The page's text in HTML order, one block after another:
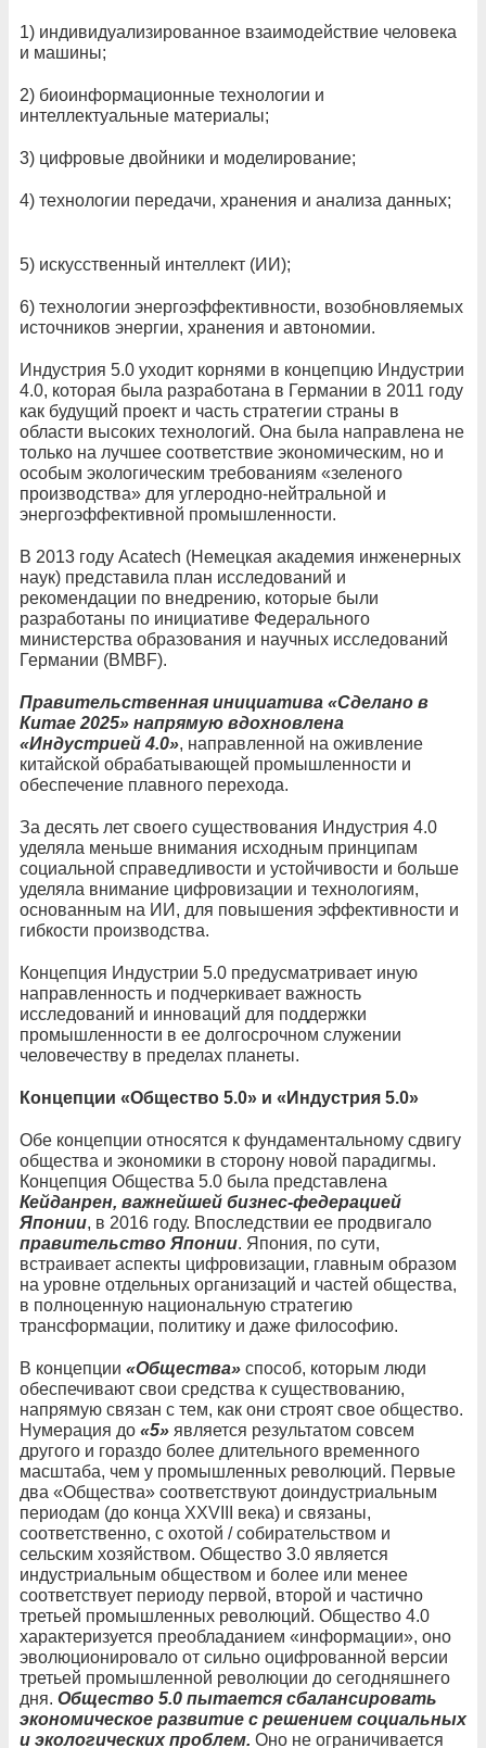
1) индивидуализированное взаимодействие человека
и машины;
2) биоинформационные технологии и
интеллектуальные материалы;
3) цифровые двойники и моделирование;
4) технологии передачи, хранения и анализа данных;
5) искусственный интеллект (ИИ);
6) технологии энергоэффективности, возобновляемых
источников энергии, хранения и автономии.
Индустрия 5.0 уходит корнями в концепцию Индустрии
4.0, которая была разработана в Германии в 2011 году
как будущий проект и часть стратегии страны в
области высоких технологий. Она была направлена не
только на лучшее соответствие экономическим, но и
особым экологическим требованиям «зеленого
производства» для углеродно-нейтральной и
энергоэффективной промышленности.
В 2013 году Acatech (Немецкая академия инженерных
наук) представила план исследований и
рекомендации по внедрению, которые были
разработаны по инициативе Федерального
министерства образования и научных исследований
Германии (BMBF).
Правительственная инициатива «Сделано в
Китае 2025» напрямую вдохновлена ​​
«Индустрией 4.0», направленной на оживление
китайской обрабатывающей промышленности и
обеспечение плавного перехода.
За десять лет своего существования Индустрия 4.0
уделяла меньше внимания исходным принципам
социальной справедливости и устойчивости и больше
уделяла внимание цифровизации и технологиям,
основанным на ИИ, для повышения эффективности и
гибкости производства.
Концепция Индустрии 5.0 предусматривает иную
направленность и подчеркивает важность
исследований и инноваций для поддержки
промышленности в ее долгосрочном служении
человечеству в пределах планеты.
Концепции «Общество 5.0» и «Индустрия 5.0»
Обе концепции относятся к фундаментальному сдвигу
общества и экономики в сторону новой парадигмы.
Концепция Общества 5.0 была представлена
Кейданрен, важнейшей бизнес-федерацией
Японии, в 2016 году. Впоследствии ее продвигало
правительство Японии. Япония, по сути,
встраивает аспекты цифровизации, главным образом
на уровне отдельных организаций и частей общества,
в полноценную национальную стратегию
трансформации, политику и даже философию.
В концепции «Общества» способ, которым люди
обеспечивают свои средства к существованию,
напрямую связан с тем, как они строят свое общество.
Нумерация до «5» является результатом совсем
другого и гораздо более длительного временного
масштаба, чем у промышленных революций. Первые
два «Общества» соответствуют доиндустриальным
периодам (до конца XXVIII века) и связаны,
соответственно, с охотой / собирательством и
сельским хозяйством. Общество 3.0 является
индустриальным обществом и более или менее
соответствует периоду первой, второй и частично
третьей промышленных революций. Общество 4.0
характеризуется преобладанием «информации», оно
эволюционировало от сильно оцифрованной версии
третьей промышленной революции до сегодняшнего
дня. Общество 5.0 пытается сбалансировать
экономическое развитие с решением социальных
и экологических проблем. Оно не ограничивается